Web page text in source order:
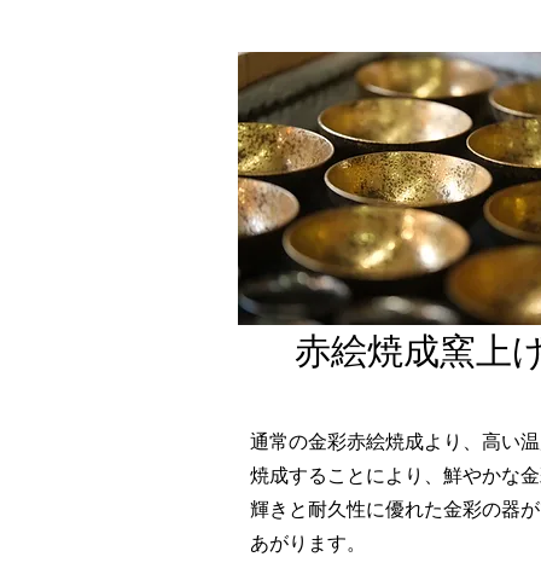
赤絵焼成窯上
通常の金彩赤絵焼成より、高い
焼成することにより、鮮やかな
輝きと耐久性に優れた金彩の器
あがります。